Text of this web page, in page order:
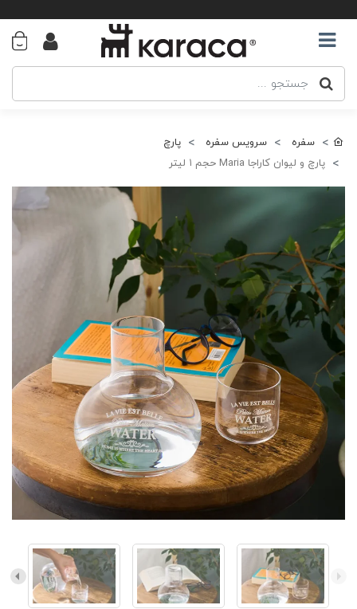
سفره سرویس سفره
پارچ
پارچ و لیوان کاراجا Maria حجم ۱ لیتر